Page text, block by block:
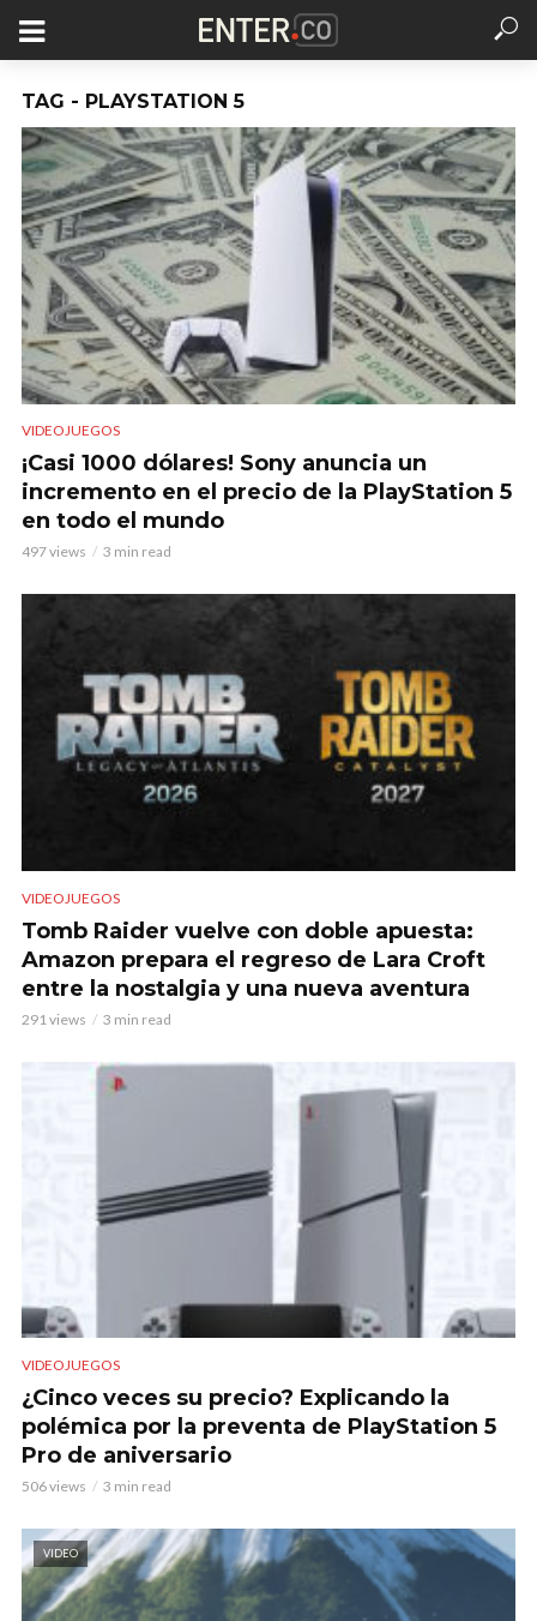
TAG - PLAYSTATION 5
VIDEOJUEGOS
¡Casi 1000 dólares! Sony anuncia un
incremento en el precio de la PlayStation 5
en todo el mundo
497 views 3 min read
VIDEOJUEGOS
Tomb Raider vuelve con doble apuesta:
Amazon prepara el regreso de Lara Croft
entre la nostalgia y una nueva aventura
291 views 3 min read
VIDEOJUEGOS
¿Cinco veces su precio? Explicando la
polémica por la preventa de PlayStation 5
Pro de aniversario
506 views 3 min read
VIDEO